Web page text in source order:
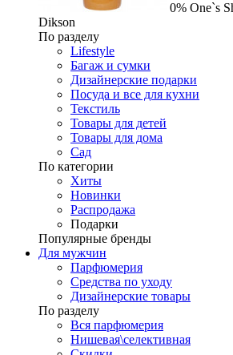
0% One`s
Dikson
По разделу
Lifestyle
Багаж и сумки
Дизайнерские подарки
Посуда и все для кухни
Текстиль
Товары для детей
Товары для дома
Сад
По категории
Хиты
Новинки
Распродажа
Подарки
Популярные бренды
Для мужчин
Парфюмерия
Средства по уходу
Дизайнерские товары
По разделу
Вся парфюмерия
Нишевая\селективная